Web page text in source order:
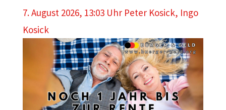
7. August 2026, 13:03 Uhr Peter Kosick, Ingo
Kosick